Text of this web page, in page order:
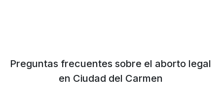
Preguntas frecuentes sobre el aborto legal
en Ciudad del Carmen